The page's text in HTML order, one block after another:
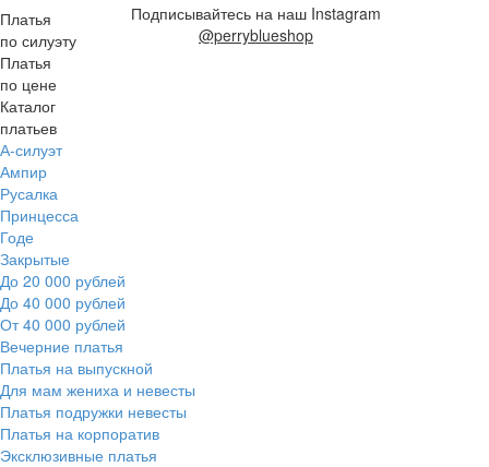
Подписывайтесь на наш Instagram
@perryblueshop
Платья
по силуэту
Платья
по цене
Каталог
платьев
А-силуэт
Ампир
Русалка
Принцесса
Годе
Закрытые
До 20 000 рублей
До 40 000 рублей
От 40 000 рублей
Вечерние платья
Платья на выпускной
Для мам жениха и невесты
Платья подружки невесты
Платья на корпоратив
Эксклюзивные платья